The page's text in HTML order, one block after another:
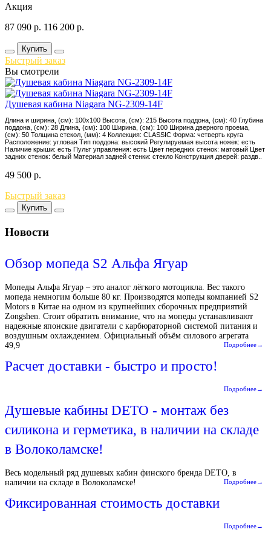
Акция
87 090 р. 116 200 р.
Купить
Быстрый заказ
Вы смотрели
Душевая кабина Niagara NG-2309-14F
Длина и ширина, (см): 100x100 Высота, (см): 215 Высота поддона, (см): 40 Глубина
поддона, (см): 28 Длина, (см): 100 Ширина, (см): 100 Ширина дверного проема,
(см): 50 Толщина стекол, (мм): 4 Коллекция: CLASSIC Форма: четверть круга
Расположение: угловая Тип поддона: высокий Регулируемая высота ножек: есть
Наличие крыши: есть Пульт управления: есть Цвет передних стенок: матовый Цвет
задних стенок: белый Материал задней стенки: стекло Конструкция дверей: раздв..
49 500 р.
Быстрый заказ
Купить
Новости
Обзор мопеда S2 Альфа Ягуар
Мопеды Альфа Ягуар – это аналог лёгкого мотоцикла. Вес такого
мопеда немногим больше 80 кг. Производятся мопеды компанией S2
Motors в Китае на одном из крупнейших сборочных предприятий
Zongshen. Стоит обратить внимание, что на мопеды устанавливают
надежные японские двигатели с карбюраторной системой питания и
воздушным охлаждением. Официальный объём силового агрегата
49,9
Подробнее→
Расчет доставки - быстро и просто!
Подробнее→
Душевые кабины DETO - монтаж без
силикона и герметика, в наличии на складе
в Волоколамске!
Весь модельный ряд душевых кабин финского бренда DETO, в
наличии на складе в Волоколамске!
Подробнее→
Фиксированная стоимость доставки
Подробнее→